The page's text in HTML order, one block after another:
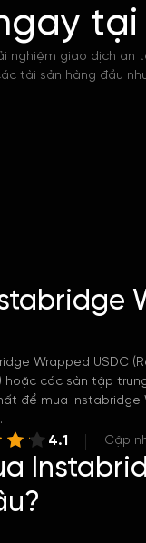
nghiệm giao dịch an
tài sản hàng đầu
Wrapped USDC
hoặc các sàn tập
để mua Instabridge
4.1 Cập